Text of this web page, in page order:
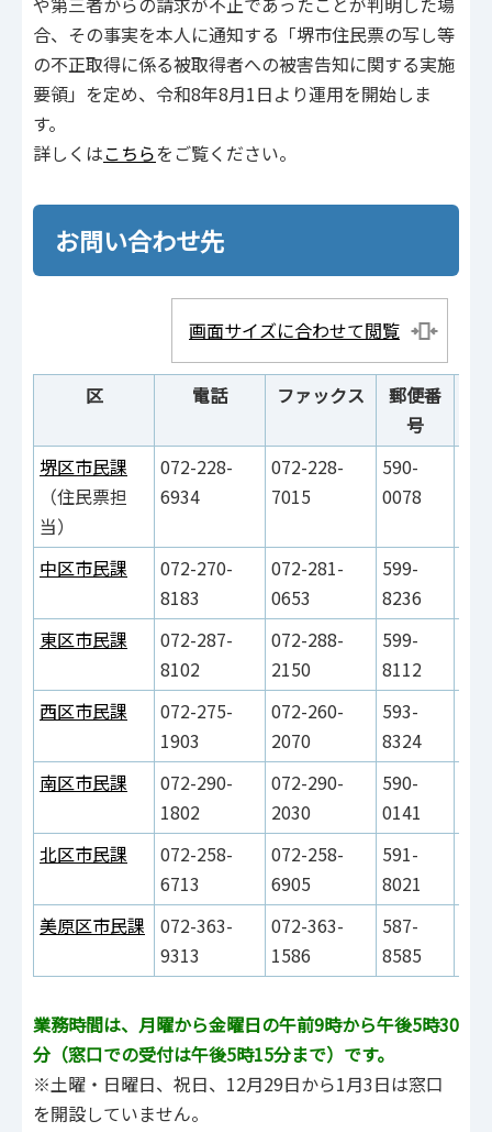
合、その事実を本⼈に通知する「堺市住⺠票の写し等
の不正取得に係る被取得者への被害告知に関する実施
要領」を定め、令和8年8⽉1⽇より運⽤を開始しま
す。
詳しくはこちらをご覧ください。
お問い合わせ先
画面サイズに合わせて閲覧
区 電話 ファックス
郵便番
号
堺区市民課
（住民票担
当）
072-228-
6934
072-228-
7015
590-
0078
中区市民課
072-270-
8183
072-281-
0653
599-
8236
東区市民課
072-287-
8102
072-288-
2150
599-
8112
西区市民課
072-275-
1903
072-260-
2070
593-
8324
南区市民課
072-290-
1802
072-290-
2030
590-
0141
北区市民課
072-258-
6713
072-258-
6905
591-
8021
美原区市民課
072-363-
9313
072-363-
1586
587-
8585
業務時間は、月曜から金曜日の午前9時から午後5時30
分（窓口での受付は午後5時15分まで）です。
※土曜・日曜日、祝日、12月29日から1月3日は窓口
を開設していません。